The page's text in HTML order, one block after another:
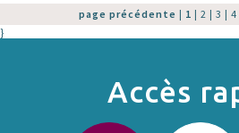
page précédente | 1 | 2 | 3 | 4
}
Accès